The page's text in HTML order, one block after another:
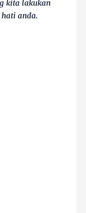
kita lakukan
anda.